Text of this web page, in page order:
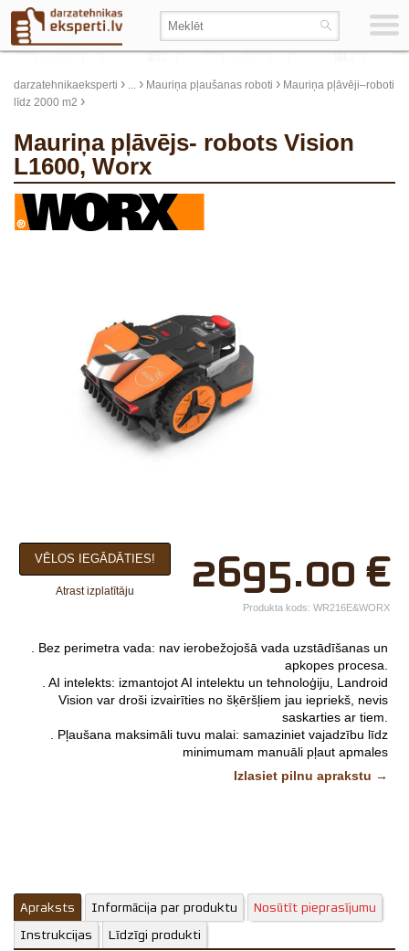
darzatehnikaeksperti › ... › Mauriņa pļaušanas roboti › Mauriņa pļāvēji–roboti
līdz 2000 m2 ›
Mauriņa pļāvējs- robots Vision
L1600, Worx
×
Jūsu vārds*
Uzņēmuma
tālr.*
E-pasts*
Izvēlieties tuvāko
veikalu*
2695.00 €
VĒLOS IEGĀDĀTIES!
Atrast izplatītāju
Produkta kods: WR216E&WORX
. Bez perimetra vada: nav ierobežojošā vada uzstādīšanas un
apkopes procesa.
. AI intelekts: izmantojot AI intelektu un tehnoloģiju, Landroid
Vision var droši izvairīties no šķēršļiem jau iepriekš, nevis
saskarties ar tiem.
. Pļaušana maksimāli tuvu malai: samaziniet vajadzību līdz
minimumam manuāli pļaut apmales
. Vienkārša tīrīšana: Landroid var mazgāt ar dārza šļūteni
. Patentēta pļaušana AIA: ievērojami samazina pļaušanas laiku
pļaušanas/akumulatora izlādēšanās
. Vairāku zonu programmēšana: lieliski pārvalda vairāku zonu
zālienus
. Pretnozagšanas sistēma: PIN kods un APP bloķēšana
Izlasiet pilnu aprakstu →
Apraksts Informācija par produktu
Nosūtīt pieprasījumu
Instrukcijas
Līdzīgi produkti